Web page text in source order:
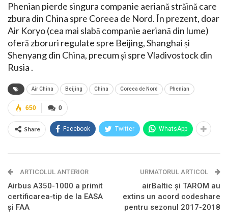
Phenian pierde singura companie aeriană străină care
zbura din China spre Coreea de Nord. În prezent, doar
Air Koryo (cea mai slabă companie aeriană din lume)
oferă zboruri regulate spre Beijing, Shanghai și
Shenyang din China, precum și spre Vladivostock din
Rusia .
Air China Beijing China Coreea de Nord Phenian
0
650
Share Facebook Twitter WhatsApp
ARTICOLUL ANTERIOR
Airbus A350-1000 a primit
certificarea-tip de la EASA
și FAA
URMATORUL ARTICOL
airBaltic și TAROM au
extins un acord codeshare
pentru sezonul 2017-2018